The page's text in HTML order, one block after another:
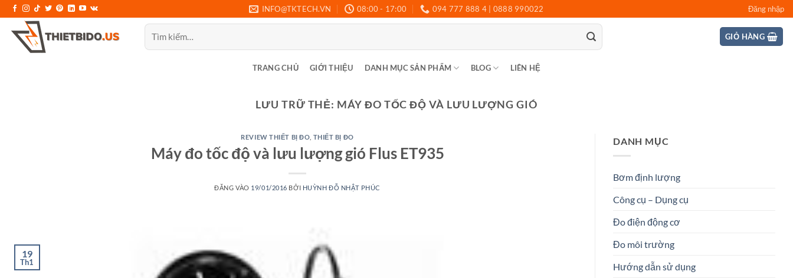
qua
nội
INFO@TKTECH.VN 08:00 - 17:00 094 777 888 4 | 0888 990022 Đăng nhập
Tìm
kiếm:
GIỎ HÀNG
TRANG CHỦ GIỚI THIỆU DANH MỤC SẢN PHẨM BLOG LIÊN HỆ
LƯU TRỮ THẺ: MÁY ĐO TỐC ĐỘ VÀ LƯU LƯỢNG GIÓ
REVIEW THIẾT BỊ ĐO THIẾT BỊ ĐO
Máy đo tốc độ và lưu lượng gió Flus ET935
ĐĂNG VÀO 19/01/2016 BỞI HUỲNH ĐỖ NHẬT PHÚC
19
Th1
DANH MỤC
Bơm định lượng
Công cụ – Dụng cụ
Đo điện động cơ
Đo môi trường
Hướng dẫn sử dụng